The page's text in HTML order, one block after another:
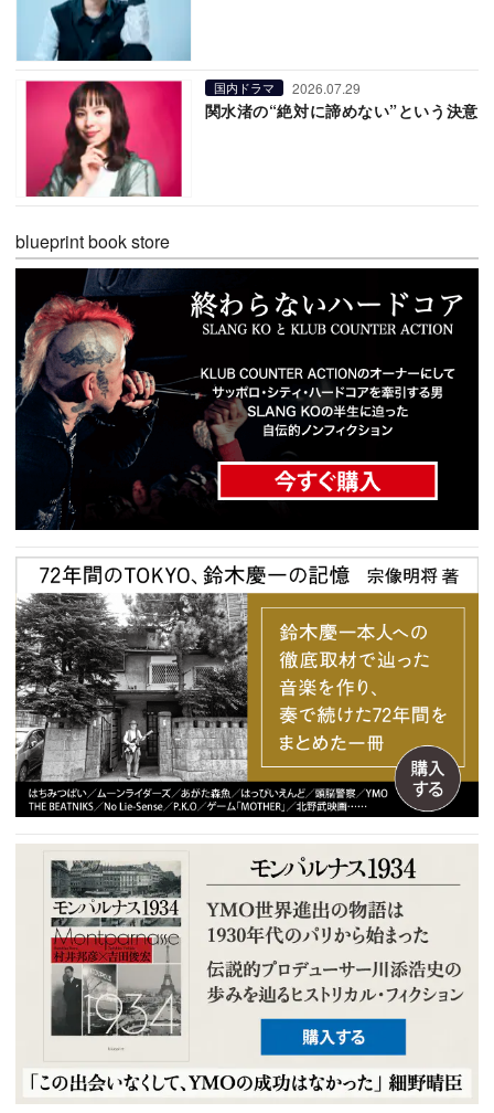
国内ドラマ 2026.07.29
関水渚の“絶対に諦めない”という決意
blueprint book store